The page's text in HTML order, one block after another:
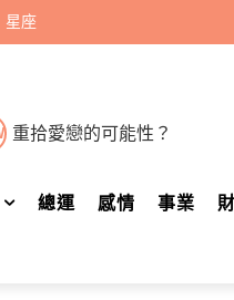
星座
重拾愛戀的可能性？
總運 感情 事業